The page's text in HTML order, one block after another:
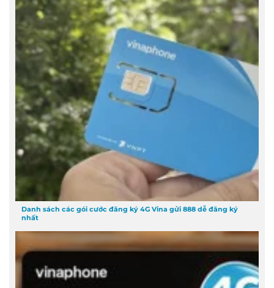
Danh sách các gói cước đăng ký 4G Vina gửi 888 dễ đăng ký
nhất